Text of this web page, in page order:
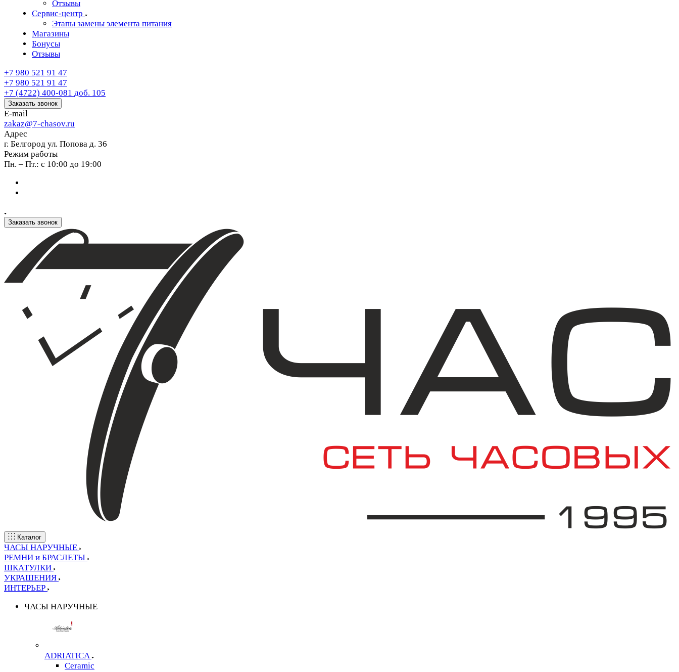
Отзывы
Сервис-центр
Этапы замены элемента питания
Магазины
Бонусы
Отзывы
+7 980 521 91 47
+7 980 521 91 47
+7 (4722) 400-081 доб. 105
Заказать звонок
E-mail
zakaz@7-chasov.ru
Адрес
г. Белгород ул. Попова д. 36
Режим работы
Пн. – Пт.: с 10:00 до 19:00
Заказать звонок
Каталог
ЧАСЫ НАРУЧНЫЕ
РЕМНИ и БРАСЛЕТЫ
ШКАТУЛКИ
УКРАШЕНИЯ
ИНТЕРЬЕР
ЧАСЫ НАРУЧНЫЕ
ADRIATICA
Ceramic